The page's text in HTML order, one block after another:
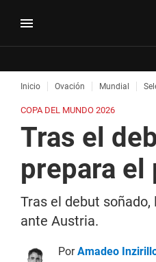
Inicio Ovación Mundial
COPA DEL MUNDO 2026
Tras el
prepara
Tras el debut
ante Austria.
PorAmadeo